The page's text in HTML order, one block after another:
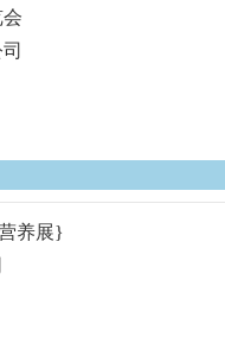
养展}